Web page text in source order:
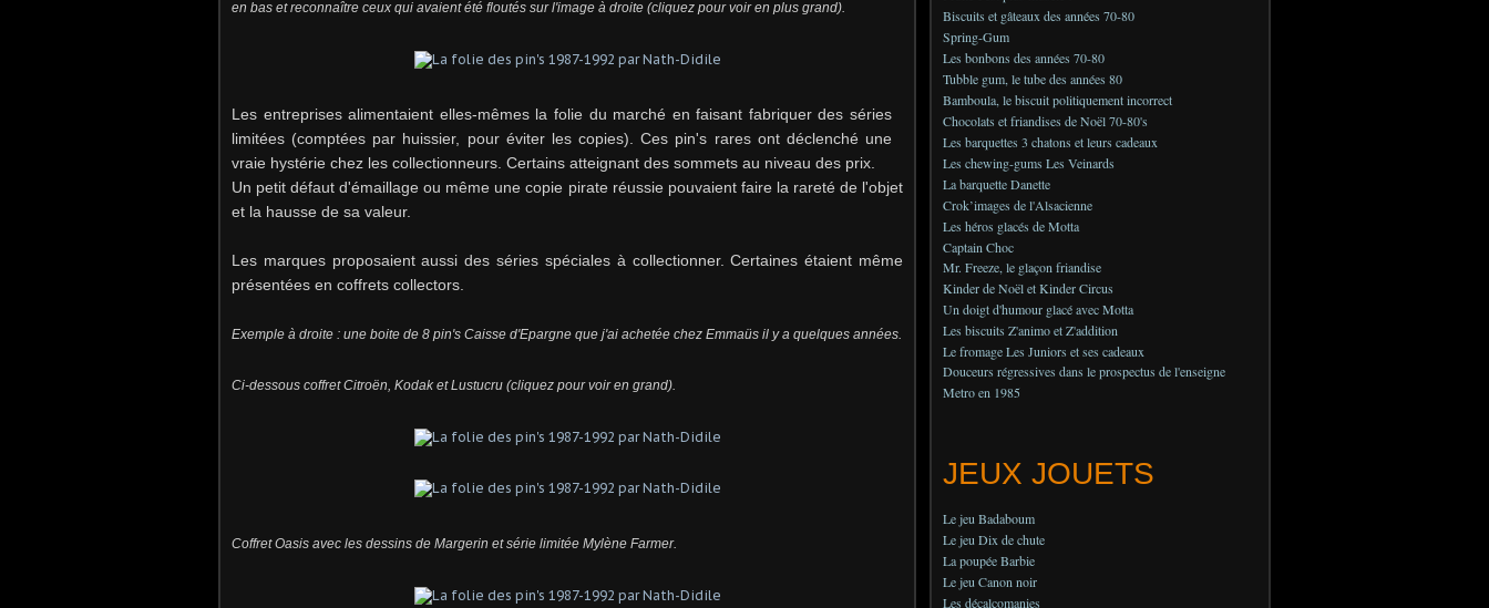
en bas et reconnaître ceux qui avaient été floutés sur l'image à droite (cliquez pour voir en plus grand).
Les entreprises alimentaient elles-mêmes la folie du marché en faisant fabriquer des séries
limitées (comptées par huissier, pour éviter les copies). Ces pin's rares ont déclenché une
vraie hystérie chez les collectionneurs. Certains atteignant des sommets au niveau des prix.
Un petit défaut d'émaillage ou même une copie pirate réussie pouvaient faire la rareté de l'objet
et la hausse de sa valeur.
Les marques proposaient aussi des séries spéciales à collectionner. Certaines étaient même
présentées en coffrets collectors.
Exemple à droite : une boite de 8 pin's Caisse d'Epargne que j'ai achetée chez Emmaüs il y a quelques années.
Ci-dessous coffret Citroën, Kodak et Lustucru (cliquez pour voir en grand).
Coffret Oasis avec les dessins de Margerin et série limitée Mylène Farmer.
Biscuits et gâteaux des années 70-80
Spring-Gum
Les bonbons des années 70-80
Tubble gum, le tube des années 80
Bamboula, le biscuit politiquement incorrect
Chocolats et friandises de Noël 70-80's
Les barquettes 3 chatons et leurs cadeaux
Les chewing-gums Les Veinards
La barquette Danette
Crok’images de l'Alsacienne
Les héros glacés de Motta
Captain Choc
Mr. Freeze, le glaçon friandise
Kinder de Noël et Kinder Circus
Un doigt d'humour glacé avec Motta
Les biscuits Z'animo et Z'addition
Le fromage Les Juniors et ses cadeaux
Douceurs régressives dans le prospectus de l'enseigne
Metro en 1985
JEUX JOUETS
Le jeu Badaboum
Le jeu Dix de chute
La poupée Barbie
Le jeu Canon noir
Les décalcomanies